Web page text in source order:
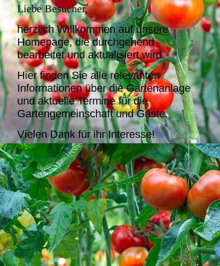
Liebe Besucher,
herzlich Willkommen auf unsere
Homepage, die durchgehend
bearbeitet und aktualisiert wird.
Hier finden Sie alle relevanten
Informationen über die Gartenanlage
und aktuelle Termine für die
Gartengemeinschaft und Gäste.
Vielen Dank für ihr Interesse!